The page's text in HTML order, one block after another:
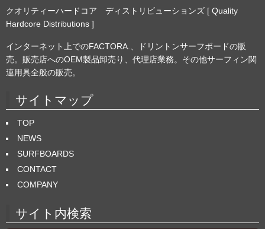
クオリティーハードコア ディストリビューションズ [ Quality
Hardcore Distributions ]
インターネット上でのFACTORA.、ドリントンサーフボードの販
売。販売店へのOEM製品卸売り、代理店業務。その他サーフィン関
連用具全般の販売。
サイトマップ
TOP
NEWS
SURFBOARDS
CONTACT
COMPANY
サイト内検索